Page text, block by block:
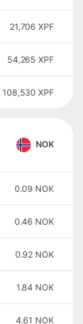
21,706 XPF
54,265 XPF
108,530 XPF
NOK
0.09 NOK
0.46 NOK
0.92 NOK
1.84 NOK
4.61 NOK